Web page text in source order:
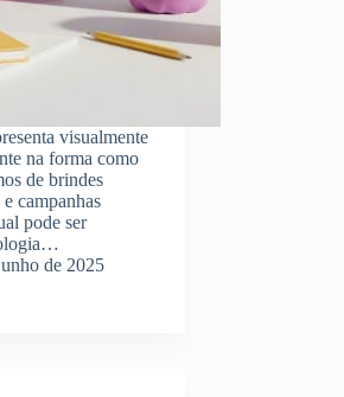
visualmente
na forma como
de brindes
campanhas
pode ser
de 2025